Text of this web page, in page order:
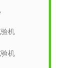
机
机